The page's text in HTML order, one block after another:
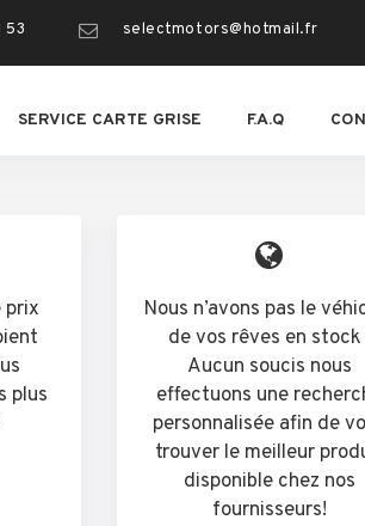
53 selectmotors@hotmail.fr
SERVICE CARTE GRISE F.A.Q
prix
plus
Nous n’avons pas le
de vos rêves en stock
Aucun soucis nous
effectuons une
personnalisée afin de
trouver le meilleur
disponible chez nos
fournisseurs!